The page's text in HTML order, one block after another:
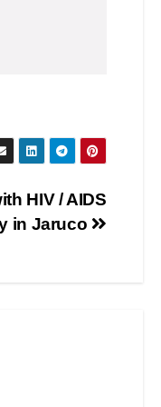
HIV / AIDS
in Jaruco